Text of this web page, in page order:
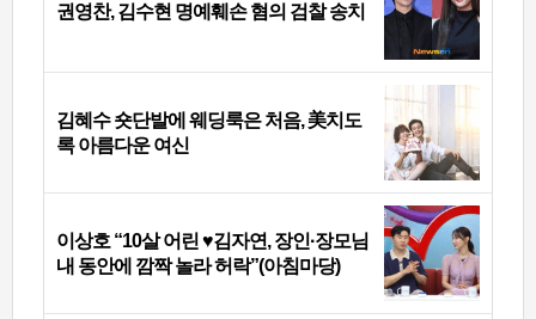
권영찬, 김수현 명예훼손 혐의 검찰 송치
김혜수 숏단발에 웨딩룩은 처음, 美치도
록 아름다운 여신
이상호 “10살 어린 ♥김자연, 장인·장모님
내 동안에 깜짝 놀라 허락”(아침마당)